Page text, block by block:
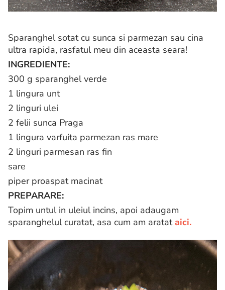
Sparanghel sotat cu sunca si parmezan sau cina
ultra rapida, rasfatul meu din aceasta seara!
INGREDIENTE:
300 g sparanghel verde
1 lingura unt
2 linguri ulei
2 felii sunca Praga
1 lingura varfuita parmezan ras mare
2 linguri parmesan ras fin
sare
piper proaspat macinat
PREPARARE:
Topim untul in uleiul incins, apoi adaugam
sparanghelul curatat, asa cum am aratataici.